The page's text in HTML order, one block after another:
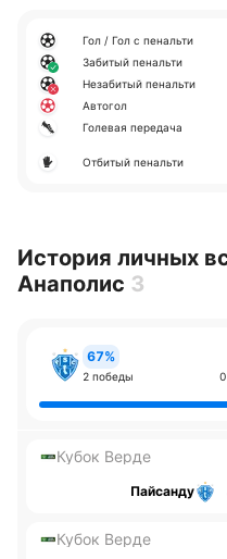
Гол / Гол с пенальти
Забитый пенальти
Незабитый пенальти
Автогол
Голевая передача
Отбитый пенальти
История личных
Анаполис 3
67%
2 победы
Кубок Верде
Пайсанду
Кубок Верде